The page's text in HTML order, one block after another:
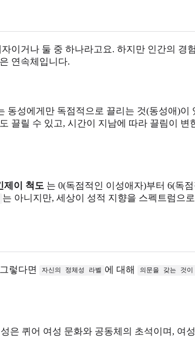
이거나 둘 중 하나라고요. 하지만 인간의 경
연속체입니다.
동성에게만 독점적으로 끌리는 것(동성애)이
릴 수 있고, 시간이 지남에 따라 끌림이 변
제이 척도 는 0(독점적인 이성애자)부터 6(독
는 아니지만, 세상이 성적 지향을 스펙트럼으
렇다면 자신의 정체성 라벨 에 대해 의문을 갖는 것이
은 퀴어 여성 문화와 공동체의 초석이며, 여